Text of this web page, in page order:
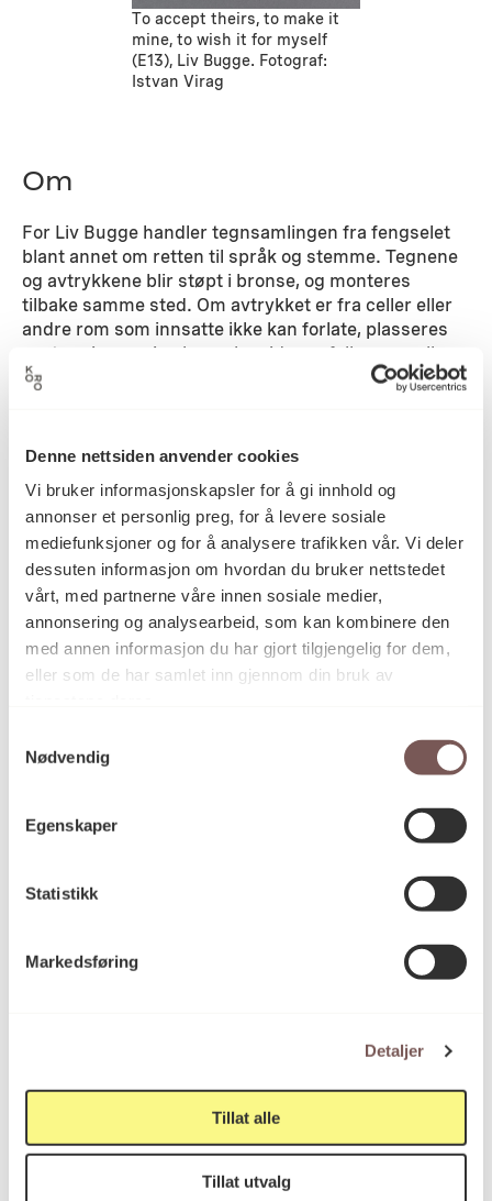
Denne nettsiden anvender cookies
Vi bruker informasjonskapsler for å gi innhold og
annonser et personlig preg, for å levere sosiale
mediefunksjoner og for å analysere trafikken vår. Vi deler
dessuten informasjon om hvordan du bruker nettstedet
vårt, med partnerne våre innen sosiale medier,
annonsering og analysearbeid, som kan kombinere den
med annen informasjon du har gjort tilgjengelig for dem,
eller som de har samlet inn gjennom din bruk av
Nødvendig
Egenskaper
Statistikk
Markedsføring
Detaljer
Tillat alle
Tillat utvalg
To accept theirs, to make it
mine, to wish it for myself
(E13), Liv Bugge. Fotograf:
Istvan Virag
Om
For Liv Bugge handler tegnsamlingen fra fengselet
blant annet om retten til språk og stemme. Tegnene
og avtrykkene blir støpt i bronse, og monteres
tilbake samme sted. Om avtrykket er fra celler eller
andre rom som innsatte ikke kan forlate, plasseres
avstøpningene i nybygg, korridorer, felles rom eller
ute i bakken.
Detaljer
2018
Kunstner Liv Bugge
Kategori
Mål
Reference KORO.007514
Eidsberg fengsel